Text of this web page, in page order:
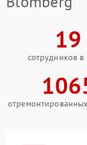
19
сотрудников в